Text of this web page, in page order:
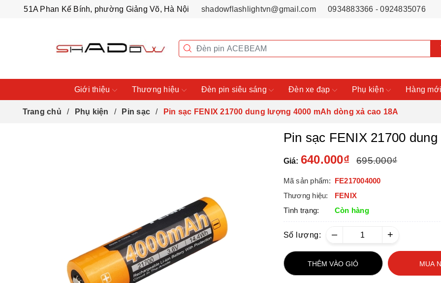
51A Phan Kế Bính, phường Giảng Võ, Hà Nội shadowflashlightvn@gmail.com 0934883366 - 0924835076
Giới thiệu Thương hiệu Đèn pin siêu sáng Đèn xe đạp Phụ kiện Hàng
Trang chủ Phụ kiện Pin sạc Pin sạc FENIX 21700 dung lượng 4000 mAh dòng xả cao 18A
Pin sạc FENIX 21700
Giá: 640.000₫ 695.000₫
Mã sản phẩm: FE217004000
Thương hiệu:
FENIX
Tình trạng:
Còn hàng
Số lượng: – +
THÊM VÀO GIỎ MUA